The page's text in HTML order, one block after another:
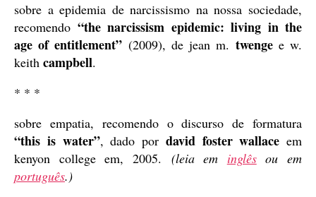
sobre a epidemia de narcissismo na nossa sociedade,
recomendo “the narcissism epidemic: living in the
age of entitlement” (2009), de jean m. twengee w.
keith campbell.
* * *
sobre empatia, recomendo o discurso de formatura
“this is water”, dado por david foster wallace em
kenyon college em, 2005. (leia em inglêsou em
português.)